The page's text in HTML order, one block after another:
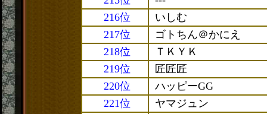
216位
いしむ
217位
ゴトちん＠かにえ
218位
ＴＫＹＫ
219位
匠匠匠
220位
ハッピーGG
221位
ヤマジュン